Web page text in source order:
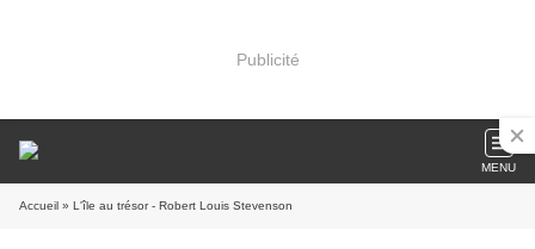
Publicité
MENU
Accueil » L'île au trésor - Robert Louis Stevenson